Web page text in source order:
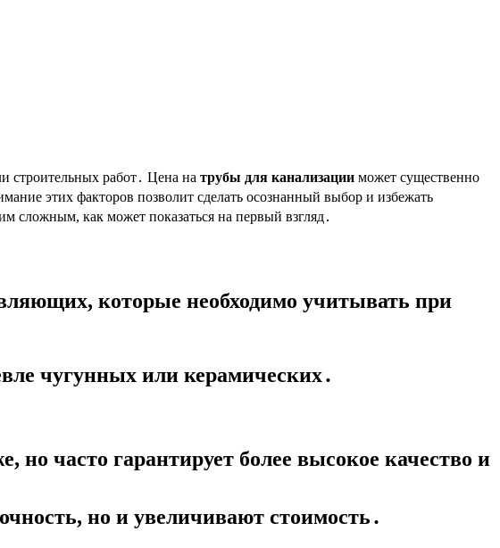
строительных работ․ Цена на трубы для канализации может существенно
этих факторов позволит сделать осознанный выбор и избежать
сложным, как может показаться на первый взгляд․
которые необходимо учитывать при
чугунных или керамических․
но часто гарантирует более высокое качество и
но и увеличивают стоимость․